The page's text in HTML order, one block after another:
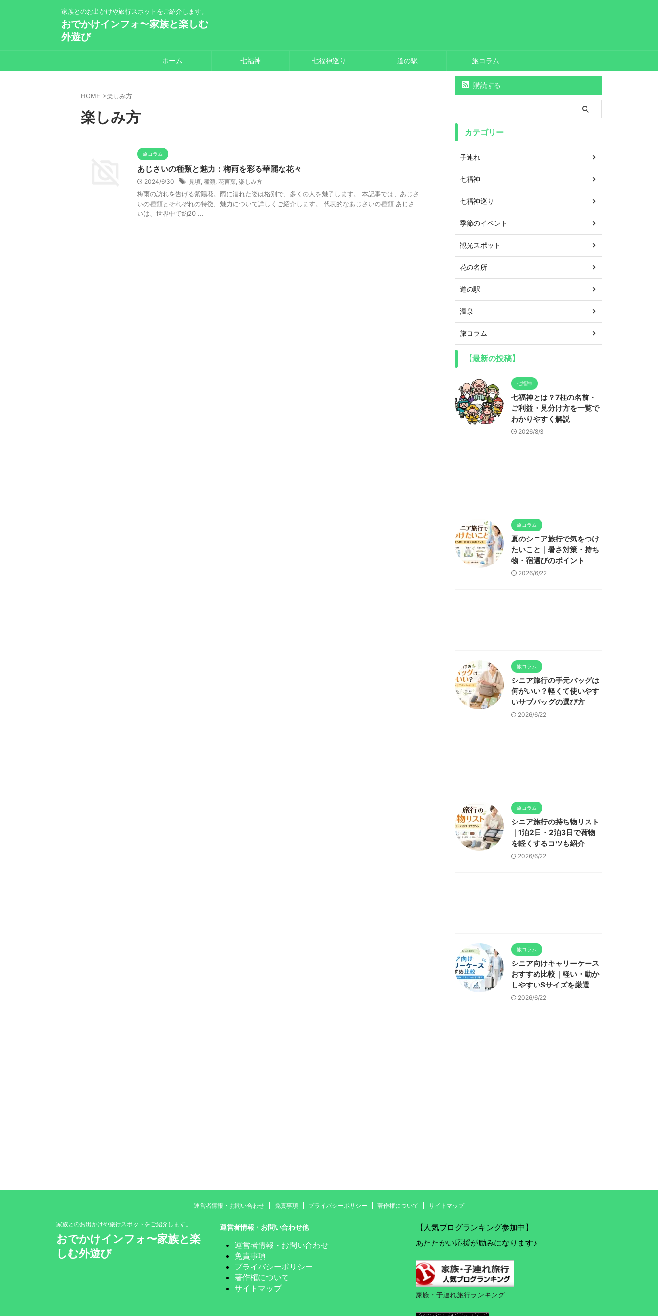
家族とのお出かけや旅行スポットをご紹介します。
おでかけインフォ〜家族と楽しむ
外遊び
ホーム 七福神 七福神巡り 道の駅 旅コラム
HOME >楽しみ方
楽しみ方
旅コラム
あじさいの種類と魅力：梅雨を彩る華麗な花々
2024/6/30 見頃, 種類, 花言葉, 楽しみ方
梅雨の訪れを告げる紫陽花。雨に濡れた姿は格別で、多くの人を魅了します。 本記事では、あじさ
いの種類とそれぞれの特徴、魅力について詳しくご紹介します。 代表的なあじさいの種類 あじさ
いは、世界中で約20 ...
購読する
カテゴリー
子連れ
七福神
七福神巡り
季節のイベント
観光スポット
花の名所
道の駅
温泉
旅コラム
【最新の投稿】
七福神
七福神とは？7柱の名前・
ご利益・見分け方を一覧で
わかりやすく解説
2026/8/3
旅コラム
夏のシニア旅行で気をつけ
たいこと｜暑さ対策・持ち
物・宿選びのポイント
2026/6/22
旅コラム
シニア旅行の手元バッグは
何がいい？軽くて使いやす
いサブバッグの選び方
2026/6/22
旅コラム
シニア旅行の持ち物リスト
｜1泊2日・2泊3日で荷物
を軽くするコツも紹介
2026/6/22
旅コラム
シニア向けキャリーケース
おすすめ比較｜軽い・動か
しやすいSサイズを厳選
2026/6/22
運営者情報・お問い合わせ 免責事項 プライバシーポリシー 著作権について サイトマップ
運営者情報・お問い合わせ他
運営者情報・お問い合わせ
免責事項
プライバシーポリシー
著作権について
サイトマップ
【人気ブログランキング参加中】
あたたかい応援が励みになります♪
家族・子連れ旅行ランキング
家族とのお出かけや旅行スポットをご紹介します。
おでかけインフォ〜家族と楽
しむ外遊び